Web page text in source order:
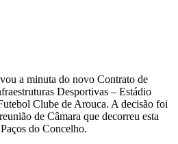
a minuta do novo Contrato de
Desportivas – Estádio
Clube de Arouca. A decisão foi
de Câmara que decorreu esta
do Concelho.